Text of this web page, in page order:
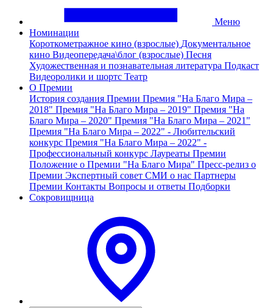
Меню
Номинации
Короткометражное кино (взрослые) Документальное
кино Видеопередача\блог (взрослые) Песня
Художественная и познавательная литература Подкаст
Видеоролики и шортс Театр
О Премии
История создания Премии Премия "На Благо Мира –
2018" Премия "На Благо Мира – 2019" Премия "На
Благо Мира – 2020" Премия "На Благо Мира – 2021"
Премия "На Благо Мира – 2022" - Любительский
конкурс Премия "На Благо Мира – 2022" -
Профессиональный конкурс Лауреаты Премии
Положение о Премии "На Благо Мира" Пресс-релиз о
Премии Экспертный совет СМИ о нас Партнеры
Премии Контакты Вопросы и ответы Подборки
Сокровищница